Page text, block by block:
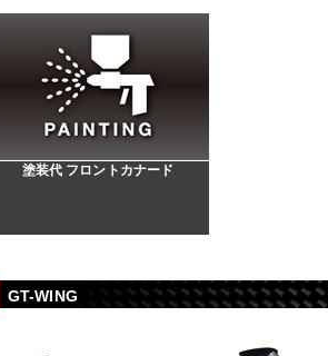
塗装代 フロントカナード
GT-WING